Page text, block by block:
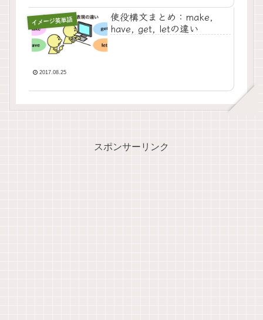
イメージ英単語
使役構文まとめ：make,
have, get, letの違い
2017.08.25
スポンサーリンク